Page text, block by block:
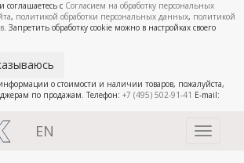
с Согласием на обработку персональных
, политикой обработки персональных данных, политикой
. Запретить обработку cookie можно в настройках своего
о стоимости и наличии товаров, пожалуйста,
по продажам. Телефон: +7 (495) 502-91-41 E-mail:
Toggle
EN